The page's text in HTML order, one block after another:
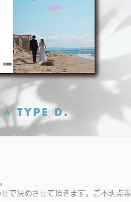
で決めさせて頂きます。ご不明点等